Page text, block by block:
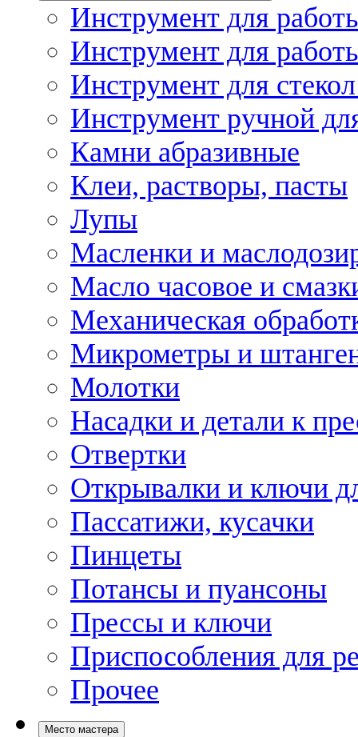
Инструмент для
Инструмент для
Инструмент для
Инструмент ручной
Камни абразивные
Клеи, растворы, пасты
Лупы
Масленки и
Масло часовое и
Механическая
Микрометры и
Молотки
Насадки и детали к
Отвертки
Открывалки и ключи
Пассатижи, кусачки
Пинцеты
Потансы и пуансоны
Прессы и ключи
Приспособления для
Прочее
Место мастера